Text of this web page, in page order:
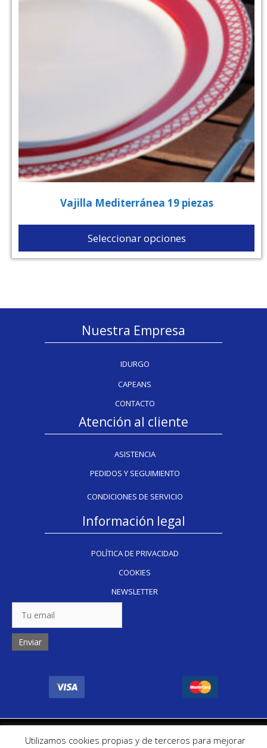
Vajilla Mediterránea 19 piezas
Seleccionar opciones
Nuestra Empresa
IDURGO
CAPEANS
CONTACTO
Atención al cliente
ASISTENCIA
PEDIDOS Y SEGUIMIENTO
CONDICIONES DE SERVICIO
Información legal
POLÍTICA DE PRIVACIDAD
COOKIES
NEWSLETTER
Utilizamos cookies propias y de terceros para mejorar